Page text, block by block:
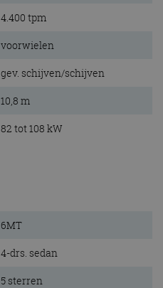
4.400 tpm
voorwielen
gev. schijven/schijven
10,8 m
82 tot 108 kW
6MT
4-drs. sedan
5 sterren